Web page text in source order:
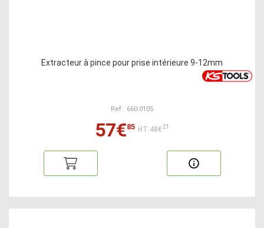
Extracteur à pince pour prise intérieure 9-12mm
Ref : 660.0105
57€85 HT:48€21